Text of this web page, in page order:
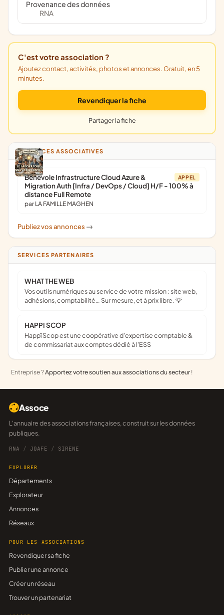
Provenance des données
RNA
C'est votre association ?
Ajoutez contact, activités, photos et annonces. Gratuit, en 5
minutes.
Revendiquer la fiche
Partager la fiche
ANNONCES ASSOCIATIVES
APPEL
Bénévole Infrastructure Cloud Azure &
Migration Auth [Infra / DevOps / Cloud] H/F - 100% à
distance Full Remote
par LA FAMILLE MAGHEN
Publiez vos annonces ->
SERVICES PARTENAIRES
WHAT THE WEB
Vos outils numériques au service de votre mission : site web,
adhésions, comptabilité… Sur mesure, et à prix libre. 💡
HAPPI SCOP
Happï Scop est une coopérative d’expertise comptable &
de commissariat aux comptes dédié à l'ESS
Entreprise ?Apportez votre soutien aux associations du secteur !
Assoce
L'annuaire des associations françaises, construit sur les données
publiques.
RNA / JOAFE / SIRENE
EXPLORER
Départements
Explorateur
Annonces
Réseaux
POUR LES ASSOCIATIONS
Revendiquer sa fiche
Publier une annonce
Créer un réseau
Trouver un partenariat